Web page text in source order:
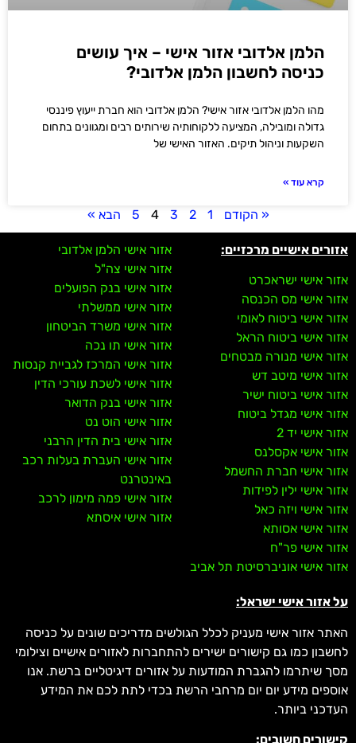
הלמן אלדובי אזור אישי – איך עושים
כניסה לחשבון הלמן אלדובי?
מהו הלמן אלדובי אזור אישי? הלמן אלדובי הוא חברת ייעוץ פיננסי
גדולה ומובילה, המציעה ללקוחותיה שירותים רבים ומגוונים בתחום
השקעות וניהול תיקים. האזור האישי של
קרא עוד »
« הקודם 1
2
3
4
5 הבא »
אזורים אישיים מרכזיים:
אזור אישי ישראכרט
אזור אישי מס הכנסה
אזור אישי ביטוח לאומי
אזור אישי ביטוח הראל
אזור אישי מנורה מבטחים
אזור אישי מיטב דש
אזור אישי ביטוח ישיר
אזור אישי מגדל ביטוח
אזור אישי יד 2
אזור אישי אקסלנס
אזור אישי חברת החשמל
אזור אישי ילין לפידות
אזור אישי ויזה כאל
אזור אישי אסותא
אזור אישי פר"ח
אזור אישי אוניברסיטת תל אביב
אזור אישי הלמן אלדובי
אזור אישי צה"ל
אזור אישי בנק הפועלים
אזור אישי ממשלתי
אזור אישי משרד הביטחון
אזור אישי תו נכה
אזור אישי המרכז לגביית קנסות
אזור אישי לשכת עורכי הדין
אזור אישי בנק הדואר
אזור אישי הוט נט
אזור אישי בית הדין הרבני
אזור אישי העברת בעלות רכב
באינטרנט
אזור אישי פמה מימון לרכב
אזור אישי איסתא
על אזור אישי ישראל:
האתר אזור אישי מעניק לכלל הגולשים מדריכים שונים על כניסה
לחשבון כמו גם קישורים ישירים להתחברות לאזורים אישיים וצילומי
מסך שיתרמו להגברת המודעות על אזורים דיגיטליים ברשת. אנו
אוספים מידע יום יום מרחבי הרשת בכדי לתת לכם את המידע
העדכני ביותר.
קישורים חשובים: